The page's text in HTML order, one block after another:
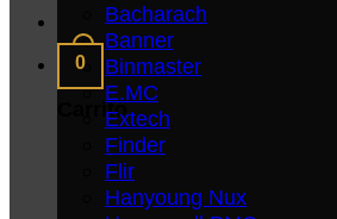
0
Carrito
Bacharach
Banner
Binmaster
E.MC
Extech
Finder
Flir
Hanyoung Nux